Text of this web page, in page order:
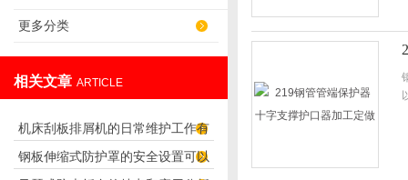
更多分类
相关文章 ARTICLE
机床刮板排屑机的日常维护工作有
哪些？
钢板伸缩式防护罩的安全设置可以